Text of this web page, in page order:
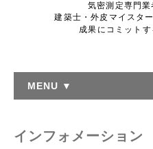
気密測定専門
建築士・外皮マイスタ
成果にコミット
MENU ▼
インフォメーション